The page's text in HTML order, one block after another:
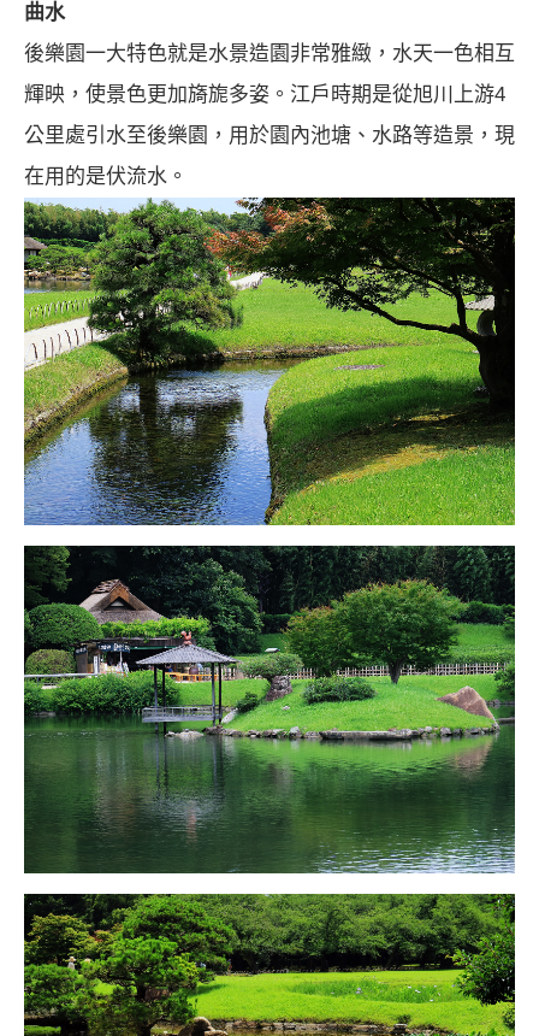
曲水
後樂園一大特色就是水景造園非常雅緻，水天一色相互
輝映，使景色更加旖旎多姿。江戶時期是從旭川上游4
公里處引水至後樂園，用於園內池塘、水路等造景，現
在用的是伏流水。